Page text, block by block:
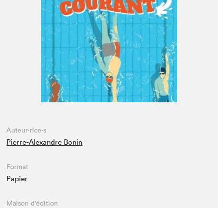
Espace enseignant·e·s
Espace pro
Auteur·rice·s
Pierre-Alexandre Bonin
Format
Papier
Maison d'édition